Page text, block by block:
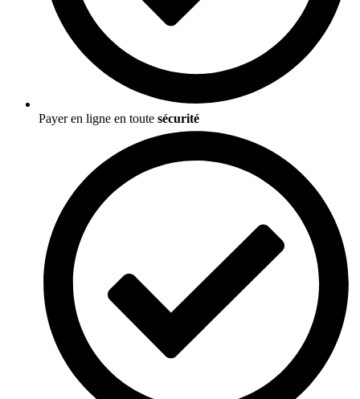
Payer en ligne en toute sécurité